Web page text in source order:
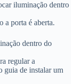
iluminação dentro
a porta é aberta.
dentro do
regular a
guia de instalar um